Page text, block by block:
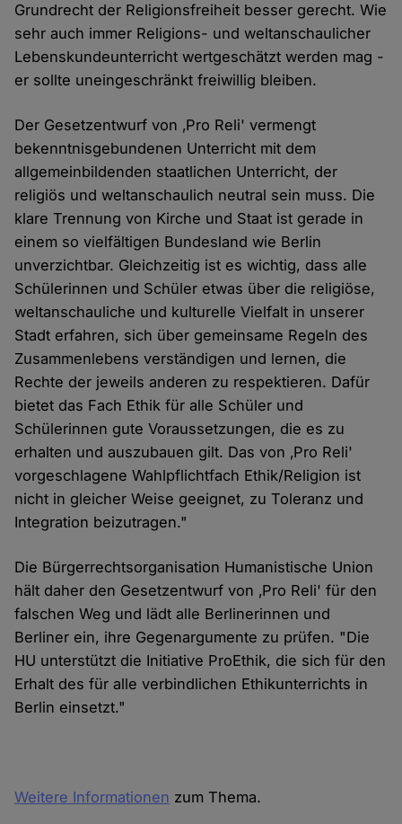
Grundrecht der Religionsfreiheit besser gerecht. Wie
sehr auch immer Religions- und weltanschaulicher
Lebenskundeunterricht wertgeschätzt werden mag -
er sollte uneingeschränkt freiwillig bleiben.
Der Gesetzentwurf von ‚Pro Reli' vermengt
bekenntnisgebundenen Unterricht mit dem
allgemeinbildenden staatlichen Unterricht, der
religiös und weltanschaulich neutral sein muss. Die
klare Trennung von Kirche und Staat ist gerade in
einem so vielfältigen Bundesland wie Berlin
unverzichtbar. Gleichzeitig ist es wichtig, dass alle
Schülerinnen und Schüler etwas über die religiöse,
weltanschauliche und kulturelle Vielfalt in unserer
Stadt erfahren, sich über gemeinsame Regeln des
Zusammenlebens verständigen und lernen, die
Rechte der jeweils anderen zu respektieren. Dafür
bietet das Fach Ethik für alle Schüler und
Schülerinnen gute Voraussetzungen, die es zu
erhalten und auszubauen gilt. Das von ‚Pro Reli'
vorgeschlagene Wahlpflichtfach Ethik/Religion ist
nicht in gleicher Weise geeignet, zu Toleranz und
Integration beizutragen."
Die Bürgerrechtsorganisation Humanistische Union
hält daher den Gesetzentwurf von ‚Pro Reli' für den
falschen Weg und lädt alle Berlinerinnen und
Berliner ein, ihre Gegenargumente zu prüfen. "Die
HU unterstützt die Initiative ProEthik, die sich für den
Erhalt des für alle verbindlichen Ethikunterrichts in
Berlin einsetzt."
Weitere Informationen zum Thema.